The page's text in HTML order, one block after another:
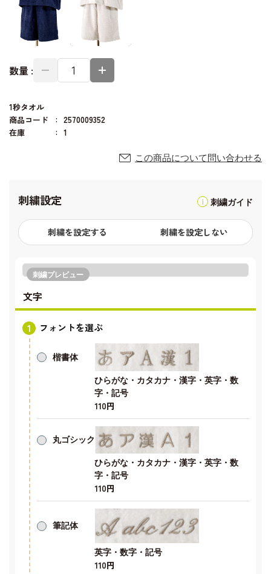
数量 :
1秒タオル
商品コード
2570009352
在庫
1
この商品について問い合わせる
刺繍設定 刺繍ガイド
刺繍を設定する 刺繍を設定しない
刺繍プレビュー
文字
フォントを選ぶ
楷書体
ひらがな・カタカナ・漢字・英字・数
字・記号
110円
丸ゴシック
ひらがな・カタカナ・漢字・英字・数
字・記号
110円
筆記体
英字・数字・記号
110円